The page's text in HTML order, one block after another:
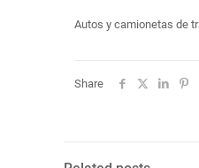
Autos y camionetas de
Share